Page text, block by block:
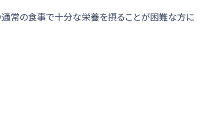
通常の食事で十分な栄養を摂ることが困難な方に